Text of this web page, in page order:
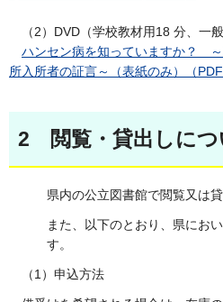
（2）DVD（学校教材用18 分、一般
ハンセン病を知っていますか？
所入所者の証言～（表紙のみ）（PDF
2 閲覧・貸出しにつ
県内の公立図書館で閲覧又は
また、以下のとおり、県にお
す。
（1）申込方法